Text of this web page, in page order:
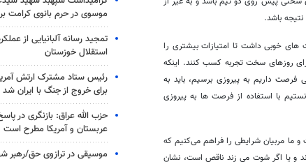
باشد.
های خوبی داشت تا امتیازات بیشتری را
روزهای سخت تجربه کسب کنند. اینکه
داریم به پیروزی برسیم، باید به
با استفاده از فرصت ها به پیروزی
مربیان شرایطی را فراهم می‌کنیم که
و یا اگر شوت می زند ناقص است، نشان
موسوی در حرم بانوی کرامت
تمجید رسانه آلبانیایی از
استقلال خوزستان
رئیس ستاد مشترک ارتش
برای خروج از جنگ با ایران شد
حزب الله عراق: بازنگری در
عربستان و آمریکا مطرح است
موسیقی در ترازوی حق/رهبر